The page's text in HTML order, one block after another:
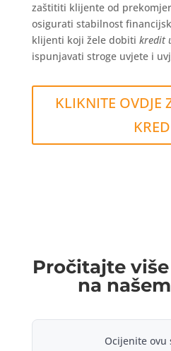
zaštititi klijente od
osigurati stabilnost
klijenti koji žele dobiti kredit
ispunjavati stroge uvjete i
KLIKNITE OVDJE
Pročitajte
na
Ocijenite ovu